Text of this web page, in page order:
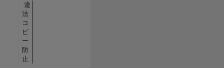
違
法
コ
ピ
ー
防
止